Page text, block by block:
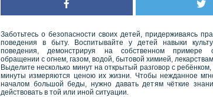
Заботьтесь о безопасности своих детей, придерживаясь
поведения в быту. Воспитывайте у детей навыки
поведения, демонстрируя на собственном примере
обращении с огнем, газом, водой, бытовой химией,
Выделите несколько минут на открытый разговор с ребёнком,
минуты измеряются ценою их жизни. Чтобы нежданное
началом большой беды, нужно давать детям чёткие
действовать в той или иной ситуации.